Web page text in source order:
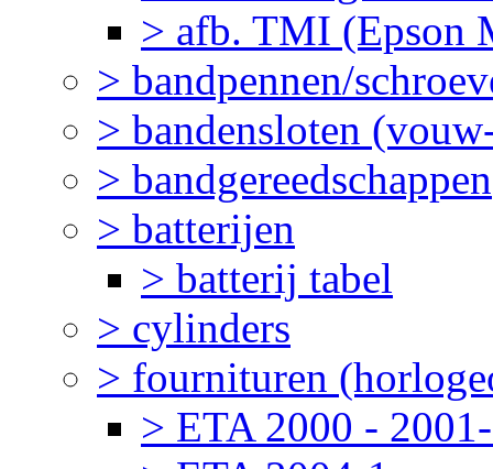
> afb. TMI (Epson
> bandpennen/
> bandensloten
> bandgereedschappen
> batterijen
> batterij tabel
> cylinders
> fournituren
> ETA 2000 -